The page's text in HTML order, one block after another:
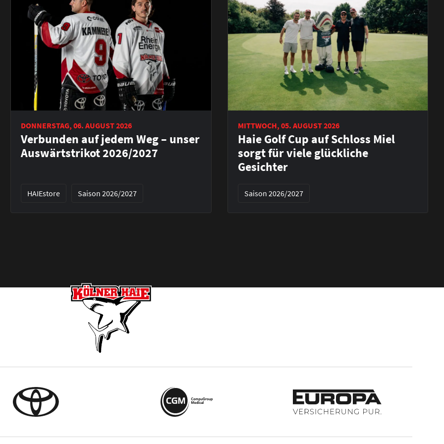
DONNERSTAG, 06. AUGUST 2026
Verbunden auf jedem Weg – unser
Auswärtstrikot 2026/2027
HAIEstore Saison 2026/2027
MITTWOCH, 05. AUGUST 2026
Haie Golf Cup auf Schloss Miel
sorgt für viele glückliche
Gesichter
Saison 2026/2027